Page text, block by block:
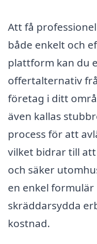
Att få
både enkelt och
plattform kan du
offertalternativ
företag i ditt
även kallas
process för att
vilket bidrar till
och säker
en enkel
skräddarsydda
kostnad.